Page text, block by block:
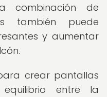
combinación de
también puede
y aumentar
crear pantallas
entre la